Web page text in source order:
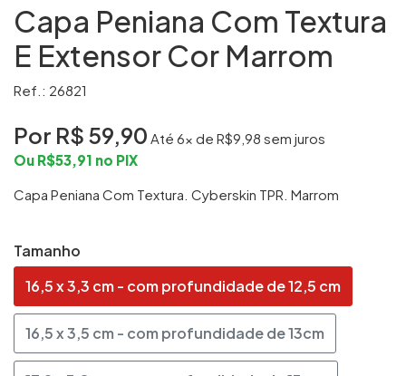
Capa Peniana Com Textura
E Extensor Cor Marrom
Ref.: 26821
Por R$ 59,90 Até 6x de R$9,98 sem juros
Ou R$53,91 no PIX
Capa Peniana Com Textura. Cyberskin TPR. Marrom
Tamanho